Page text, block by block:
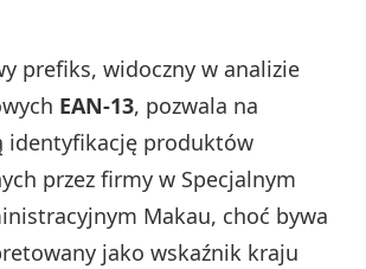
prefiks, widoczny w analizie
EAN-13, pozwala na
identyfikację produktów
przez firmy w Specjalnym
Makau, choć bywa
jako wskaźnik kraju